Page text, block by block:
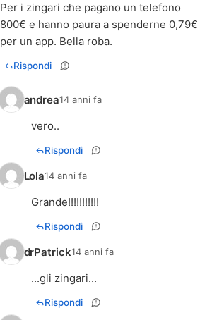
Per i zingari che pagano un telefono
800€ e hanno paura a spenderne 0,79€
per un app. Bella roba.
Rispondi
andrea14 anni fa
vero..
Rispondi
Lola14 anni fa
Grande!!!!!!!!!!!
Rispondi
drPatrick14 anni fa
Rispondi